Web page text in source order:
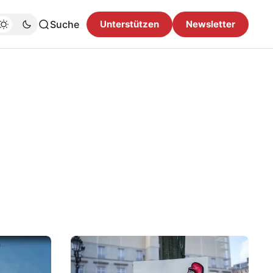
Suche Unterstützen Newsletter